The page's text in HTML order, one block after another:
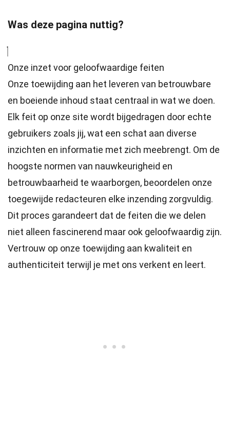
Was deze pagina nuttig?
Onze inzet voor geloofwaardige feiten
Onze toewijding aan het leveren van betrouwbare
en boeiende inhoud staat centraal in wat we doen.
Elk feit op onze site wordt bijgedragen door echte
gebruikers zoals jij, wat een schat aan diverse
inzichten en informatie met zich meebrengt. Om de
hoogste normen van nauwkeurigheid en
betrouwbaarheid te waarborgen, beoordelen onze
toegewijde redacteuren elke inzending zorgvuldig.
Dit proces garandeert dat de feiten die we delen
niet alleen fascinerend maar ook geloofwaardig zijn.
Vertrouw op onze toewijding aan kwaliteit en
authenticiteit terwijl je met ons verkent en leert.